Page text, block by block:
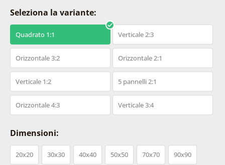
Seleziona la variante:
Quadrato 1:1 Verticale 2:3
Orizzontale 3:2 Orizzontale 2:1
Verticale 1:2 5 pannelli 2:1
Orizzontale 4:3 Verticale 3:4
Dimensioni:
20x20 30x30 40x40 50x50 70x70 90x90